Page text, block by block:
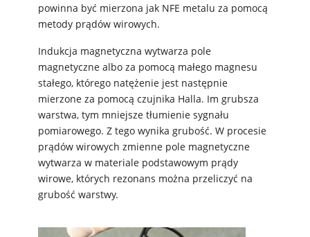
powinna być mierzona jak NFE metalu za pomocą
metody prądów wirowych.
Indukcja magnetyczna wytwarza pole
magnetyczne albo za pomocą małego magnesu
stałego, którego natężenie jest następnie
mierzone za pomocą czujnika Halla. Im grubsza
warstwa, tym mniejsze tłumienie sygnału
pomiarowego. Z tego wynika grubość. W procesie
prądów wirowych zmienne pole magnetyczne
wytwarza w materiale podstawowym prądy
wirowe, których rezonans można przeliczyć na
grubość warstwy.